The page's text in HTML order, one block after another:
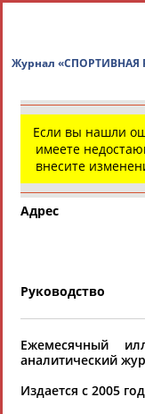
СВОДНЫЕ
ТАБЛО
Если вы нашли
имеете
внесите
Адрес
Руководство
Ежемесячный
аналитический
Издается с 2005